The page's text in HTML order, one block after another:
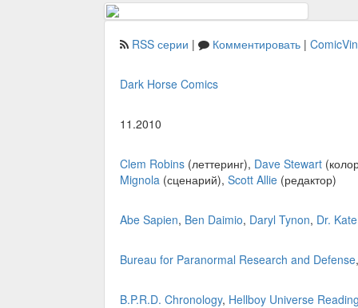
RSS серии | Комментировать |
Dark Horse Comics
11.2010
Clem Robins (леттеринг), Dave Stewart
Mignola (сценарий), Scott Allie (редактор)
Abe Sapien, Ben Daimio, Daryl Tynon, Dr.
Bureau for Paranormal Research and Defense
B.P.R.D. Chronology, Hellboy Universe